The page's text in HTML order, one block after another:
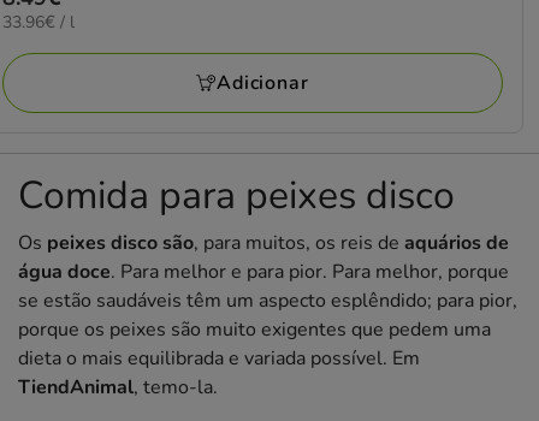
8.49€
33.96€
L
33.96€ / l
Adicionar
Comida para peixes disco
Os peixes disco são, para muitos, os reis de aquários de
água doce. Para melhor e para pior. Para melhor, porque
se estão saudáveis têm um aspecto esplêndido; para pior,
porque os peixes são muito exigentes que pedem uma
dieta o mais equilibrada e variada possível. Em
TiendAnimal, temo-la.